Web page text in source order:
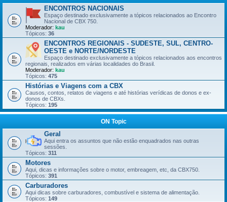
ENCONTROS NACIONAIS
Espaço destinado exclusivamente a tópicos relacionados ao Encontro
Nacional de CBX 750.
Moderador: kau
Tópicos: 36
ENCONTROS REGIONAIS - SUDESTE, SUL, CENTRO-
OESTE e NORTE/NORDESTE
Espaço destinado exclusivamente a tópicos relacionados aos encontros
regionais, realizados em várias localidades do Brasil.
Moderador: kau
Tópicos: 475
Histórias e Viagens com a CBX
Causos, contos, relatos de viagens e até histórias verídicas de donos e ex-
donos de CBXs.
Tópicos: 195
ON Topic
Geral
Aqui entra os assuntos que não estão enquadrados nas outras
sessões.
Tópicos: 311
Motores
Aqui, dicas e informações sobre o motor, embreagem, etc, da CBX750.
Tópicos: 391
Carburadores
Aqui dicas sobre carburadores, combustível e sistema de alimentação.
Tópicos: 149